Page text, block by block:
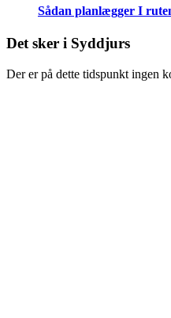
Sådan planlægger I
Det sker i Syddjurs
Der er på dette tidspunkt ingen